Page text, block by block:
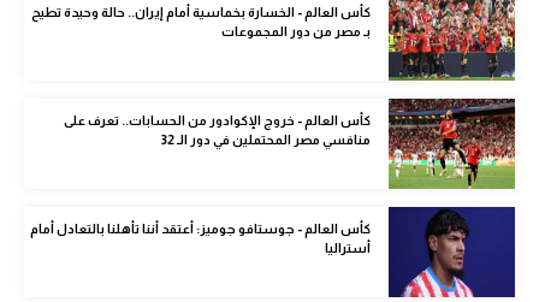
رياضة نسائية
آسيا
أمريكا
ركن الألعاب
أقسام خاصة
Gamers
كأس العالم - الخسارة بخماسية أمام إيران.. حالة وحيدة تطيح
بـ مصر من دور المجموعات
كأس العالم - خروج الإكوادور من الحسابات.. تعرف على
منافسي مصر المحتملين في دور الـ 32
كأس العالم - جوستافو جوميز: أعتقد أننا تأهلنا بالتعادل أمام
أستراليا